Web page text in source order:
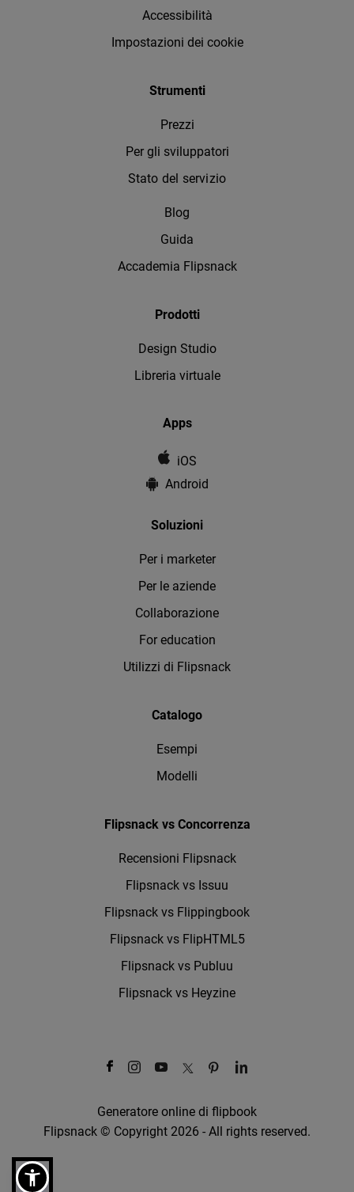
Accessibilità
Impostazioni dei cookie
Strumenti
Prezzi
Per gli sviluppatori
Stato del servizio
Blog
Guida
Accademia Flipsnack
Prodotti
Design Studio
Libreria virtuale
Apps
iOS
Android
Soluzioni
Per i marketer
Per le aziende
Collaborazione
For education
Utilizzi di Flipsnack
Catalogo
Esempi
Modelli
Flipsnack vs Concorrenza
Recensioni Flipsnack
Flipsnack vs Issuu
Flipsnack vs Flippingbook
Flipsnack vs FlipHTML5
Flipsnack vs Publuu
Flipsnack vs Heyzine
Generatore online di flipbook
Flipsnack © Copyright 2026 - All rights reserved.